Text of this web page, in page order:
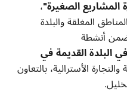
المشاريع الصغيرة"،
سيدة من المناطق المغلقة والبلدة
ضمن أنشطة
البلدة القديمة في
الأسترالية، بالتعاون
.